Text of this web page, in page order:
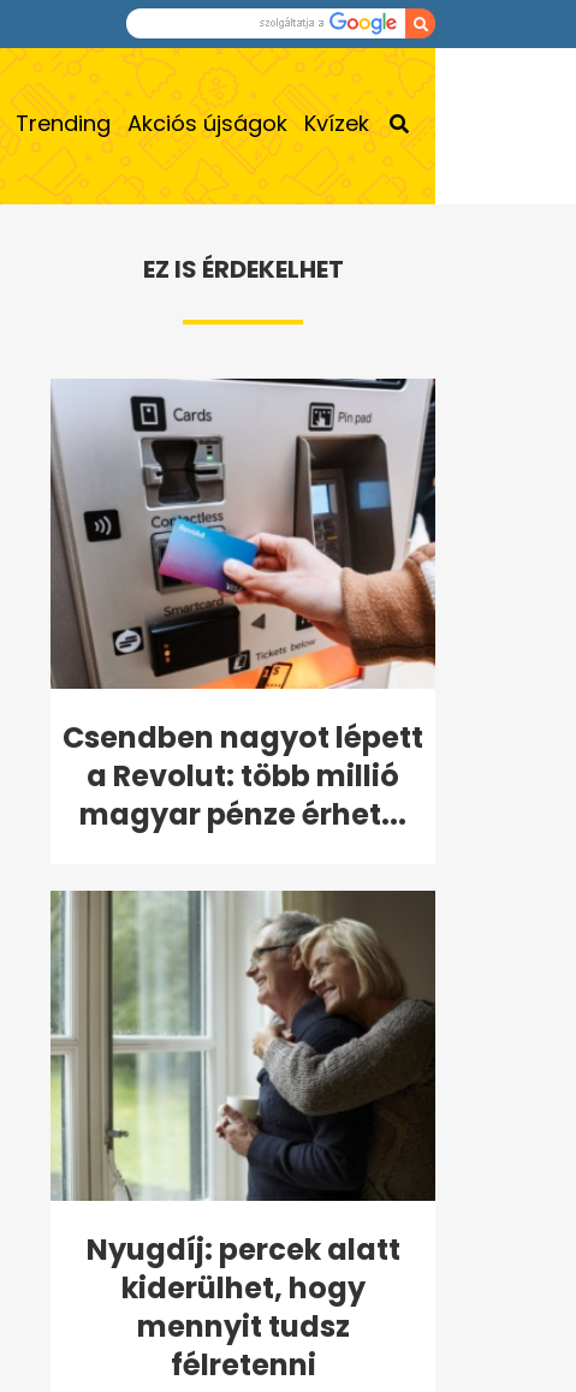
Trending Akciós újságok Kvízek
EZ IS ÉRDEKELHET
Csendben nagyot lépett
a Revolut: több millió
magyar pénze érhet...
Nyugdíj: percek alatt
kiderülhet, hogy
mennyit tudsz
félretenni